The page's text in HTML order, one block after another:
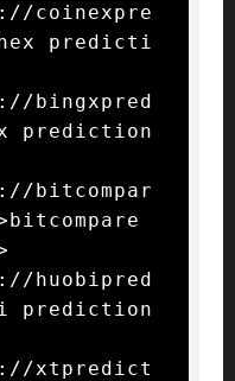
coinexpre
predicti
bingxpred
prediction
bitcompar
huobipred
prediction
xtpredict